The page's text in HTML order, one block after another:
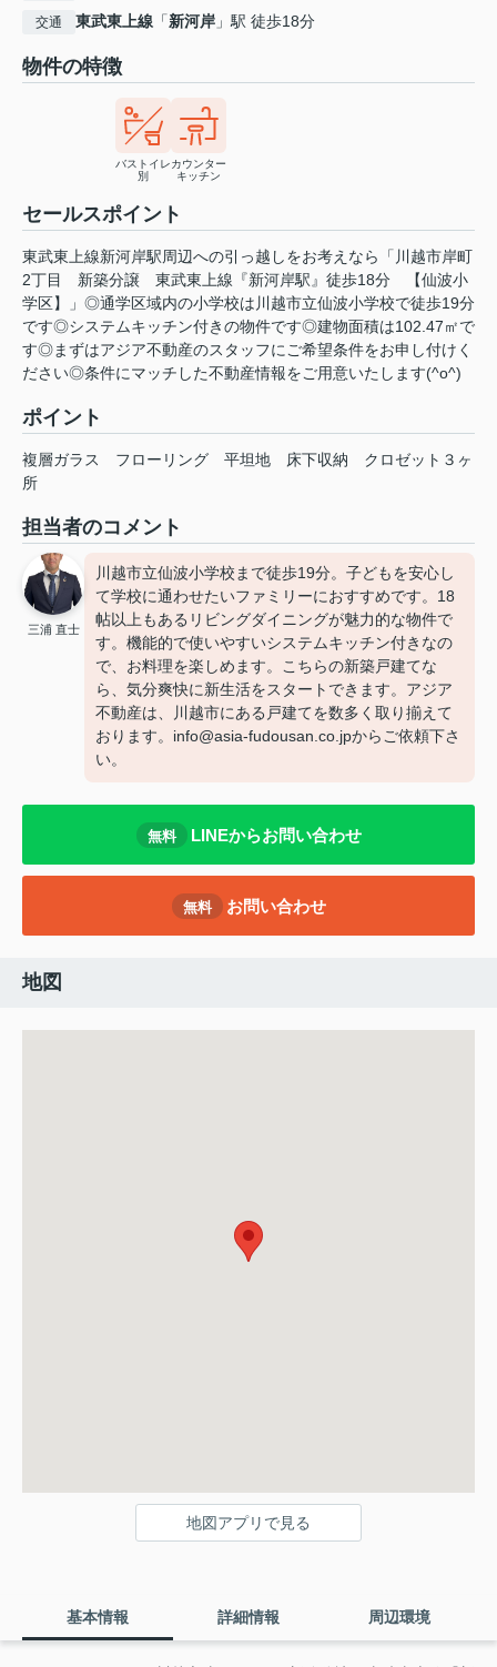
交通 東武東上線 「新河岸 」駅 徒歩18分
物件の特徴
バストイレ
別
カウンター
キッチン
セールスポイント
東武東上線新河岸駅周辺への引っ越しをお考えなら「川越市岸町
2丁目 新築分譲 東武東上線『新河岸駅』徒歩18分 【仙波小
学区】」◎通学区域内の小学校は川越市立仙波小学校で徒歩19分
です◎システムキッチン付きの物件です◎建物面積は102.47㎡で
す◎まずはアジア不動産のスタッフにご希望条件をお申し付けく
ださい◎条件にマッチした不動産情報をご用意いたします(^o^)
ポイント
複層ガラス フローリング 平坦地 床下収納
クロゼット３ヶ
所
担当者のコメント
三浦 直士
川越市立仙波小学校まで徒歩19分。子どもを安心し
て学校に通わせたいファミリーにおすすめです。18
帖以上もあるリビングダイニングが魅力的な物件で
す。機能的で使いやすいシステムキッチン付きなの
で、お料理を楽しめます。こちらの新築戸建てな
ら、気分爽快に新生活をスタートできます。アジア
不動産は、川越市にある戸建てを数多く取り揃えて
おります。info@asia-fudousan.co.jpからご依頼下さ
い。
無料 LINEからお問い合わせ
無料 お問い合わせ
地図
地図アプリで見る
基本情報 詳細情報 周辺環境